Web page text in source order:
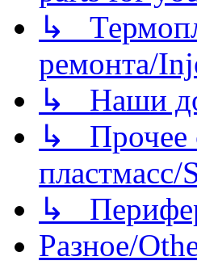
↳
ремонта/
↳ Наши
↳ Прочее
↳
Разное/